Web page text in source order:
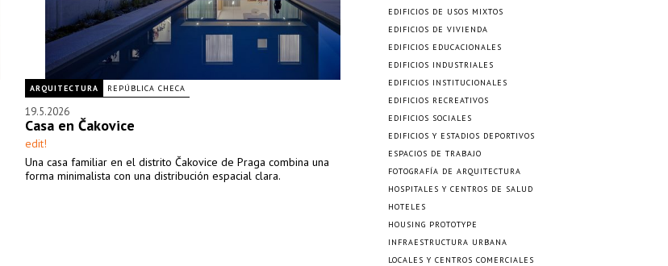
ARQUITECTURA REPÚBLICA CHECA
19.5.2026
Casa en Čakovice
edit!
Una casa familiar en el distrito Čakovice de Praga combina una
forma minimalista con una distribución espacial clara.
EDIFICIOS DE USOS MIXTOS
EDIFICIOS DE VIVIENDA
EDIFICIOS EDUCACIONALES
EDIFICIOS INDUSTRIALES
EDIFICIOS INSTITUCIONALES
EDIFICIOS RECREATIVOS
EDIFICIOS SOCIALES
EDIFICIOS Y ESTADIOS DEPORTIVOS
ESPACIOS DE TRABAJO
FOTOGRAFÍA DE ARQUITECTURA
HOSPITALES Y CENTROS DE SALUD
HOTELES
HOUSING PROTOTYPE
INFRAESTRUCTURA URBANA
LOCALES Y CENTROS COMERCIALES